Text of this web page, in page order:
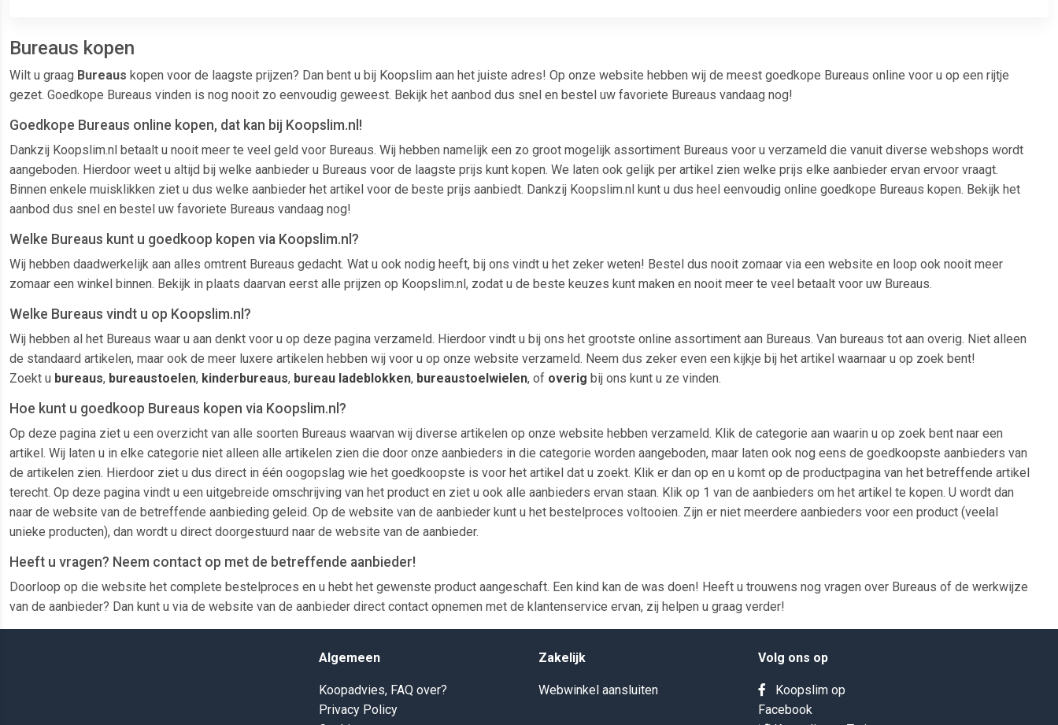
Bureaus kopen
Wilt u graag Bureaus kopen voor de laagste prijzen? Dan bent u bij Koopslim aan het juiste adres! Op onze website hebben wij de meest goedkope Bureaus online voor u op een rijtje
gezet. Goedkope Bureaus vinden is nog nooit zo eenvoudig geweest. Bekijk het aanbod dus snel en bestel uw favoriete Bureaus vandaag nog!
Goedkope Bureaus online kopen, dat kan bij Koopslim.nl!
Dankzij Koopslim.nl betaalt u nooit meer te veel geld voor Bureaus. Wij hebben namelijk een zo groot mogelijk assortiment Bureaus voor u verzameld die vanuit diverse webshops wordt
aangeboden. Hierdoor weet u altijd bij welke aanbieder u Bureaus voor de laagste prijs kunt kopen. We laten ook gelijk per artikel zien welke prijs elke aanbieder ervan ervoor vraagt.
Binnen enkele muisklikken ziet u dus welke aanbieder het artikel voor de beste prijs aanbiedt. Dankzij Koopslim.nl kunt u dus heel eenvoudig online goedkope Bureaus kopen. Bekijk het
aanbod dus snel en bestel uw favoriete Bureaus vandaag nog!
Welke Bureaus kunt u goedkoop kopen via Koopslim.nl?
Wij hebben daadwerkelijk aan alles omtrent Bureaus gedacht. Wat u ook nodig heeft, bij ons vindt u het zeker weten! Bestel dus nooit zomaar via een website en loop ook nooit meer
zomaar een winkel binnen. Bekijk in plaats daarvan eerst alle prijzen op Koopslim.nl, zodat u de beste keuzes kunt maken en nooit meer te veel betaalt voor uw Bureaus.
Welke Bureaus vindt u op Koopslim.nl?
Wij hebben al het Bureaus waar u aan denkt voor u op deze pagina verzameld. Hierdoor vindt u bij ons het grootste online assortiment aan Bureaus. Van bureaus tot aan overig. Niet alleen
de standaard artikelen, maar ook de meer luxere artikelen hebben wij voor u op onze website verzameld. Neem dus zeker even een kijkje bij het artikel waarnaar u op zoek bent!
Zoekt u bureaus, bureaustoelen, kinderbureaus, bureau ladeblokken, bureaustoelwielen, of overig bij ons kunt u ze vinden.
Hoe kunt u goedkoop Bureaus kopen via Koopslim.nl?
Op deze pagina ziet u een overzicht van alle soorten Bureaus waarvan wij diverse artikelen op onze website hebben verzameld. Klik de categorie aan waarin u op zoek bent naar een
artikel. Wij laten u in elke categorie niet alleen alle artikelen zien die door onze aanbieders in die categorie worden aangeboden, maar laten ook nog eens de goedkoopste aanbieders van
de artikelen zien. Hierdoor ziet u dus direct in één oogopslag wie het goedkoopste is voor het artikel dat u zoekt. Klik er dan op en u komt op de productpagina van het betreffende artikel
terecht. Op deze pagina vindt u een uitgebreide omschrijving van het product en ziet u ook alle aanbieders ervan staan. Klik op 1 van de aanbieders om het artikel te kopen. U wordt dan
naar de website van de betreffende aanbieding geleid. Op de website van de aanbieder kunt u het bestelproces voltooien. Zijn er niet meerdere aanbieders voor een product (veelal
unieke producten), dan wordt u direct doorgestuurd naar de website van de aanbieder.
Heeft u vragen? Neem contact op met de betreffende aanbieder!
Doorloop op die website het complete bestelproces en u hebt het gewenste product aangeschaft. Een kind kan de was doen! Heeft u trouwens nog vragen over Bureaus of de werkwijze
van de aanbieder? Dan kunt u via de website van de aanbieder direct contact opnemen met de klantenservice ervan, zij helpen u graag verder!
Algemeen
Koopadvies, FAQ over?
Privacy Policy
Zakelijk
Webwinkel aansluiten
Volg ons op
Koopslim op
Facebook